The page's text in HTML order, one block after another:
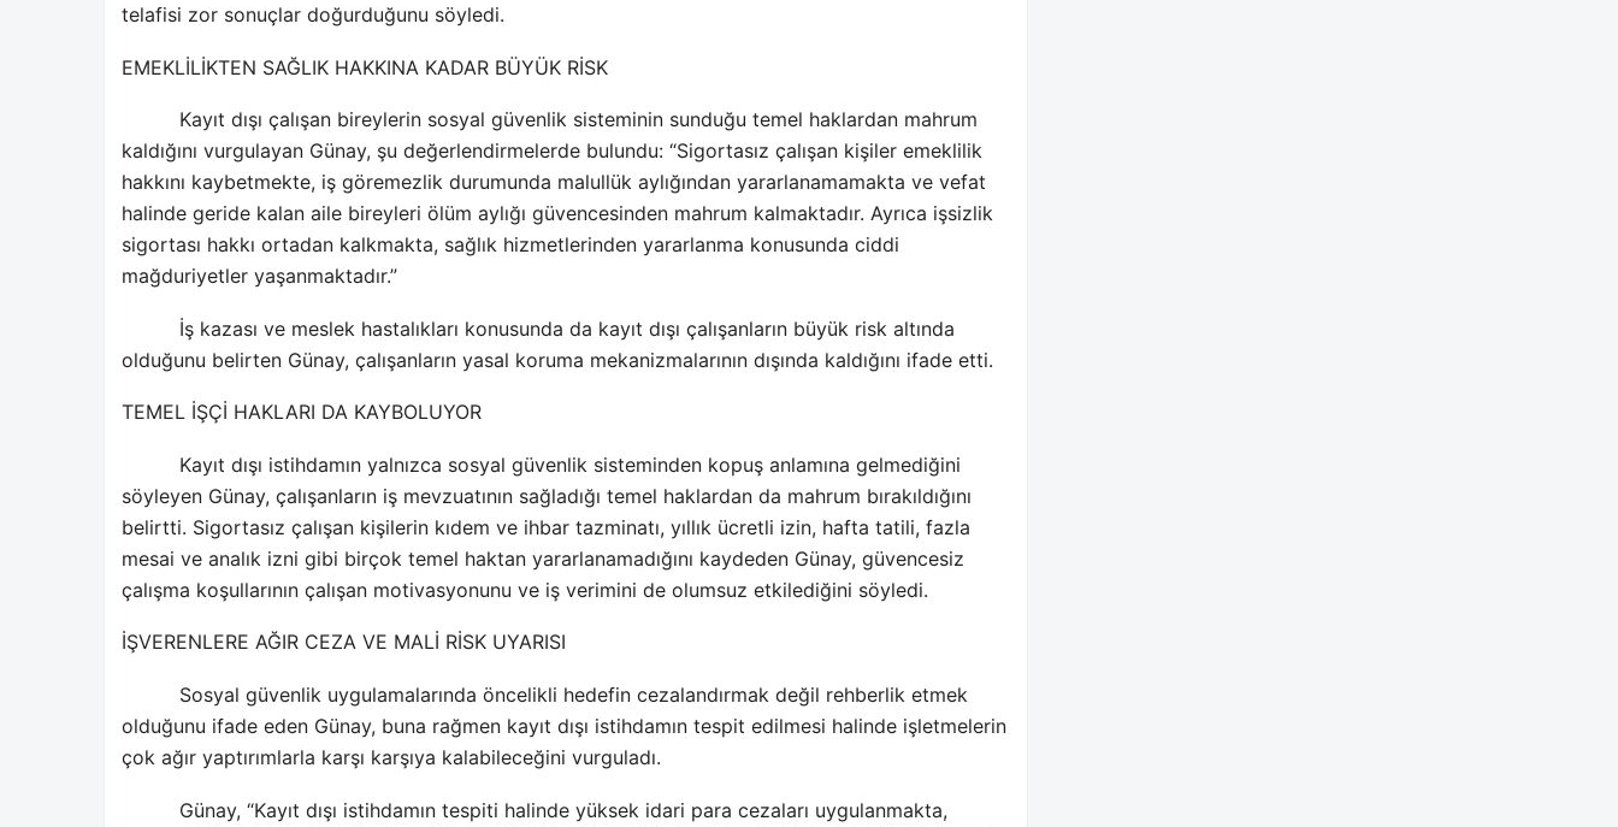
telafisi zor sonuçlar doğurduğunu söyledi.
EMEKLİLİKTEN SAĞLIK HAKKINA KADAR BÜYÜK RİSK
Kayıt dışı çalışan bireylerin sosyal güvenlik sisteminin sunduğu temel haklardan mahrum
kaldığını vurgulayan Günay, şu değerlendirmelerde bulundu: “Sigortasız çalışan kişiler emeklilik
hakkını kaybetmekte, iş göremezlik durumunda malullük aylığından yararlanamamakta ve vefat
halinde geride kalan aile bireyleri ölüm aylığı güvencesinden mahrum kalmaktadır. Ayrıca işsizlik
sigortası hakkı ortadan kalkmakta, sağlık hizmetlerinden yararlanma konusunda ciddi
mağduriyetler yaşanmaktadır.”
İş kazası ve meslek hastalıkları konusunda da kayıt dışı çalışanların büyük risk altında
olduğunu belirten Günay, çalışanların yasal koruma mekanizmalarının dışında kaldığını ifade etti.
TEMEL İŞÇİ HAKLARI DA KAYBOLUYOR
Kayıt dışı istihdamın yalnızca sosyal güvenlik sisteminden kopuş anlamına gelmediğini
söyleyen Günay, çalışanların iş mevzuatının sağladığı temel haklardan da mahrum bırakıldığını
belirtti. Sigortasız çalışan kişilerin kıdem ve ihbar tazminatı, yıllık ücretli izin, hafta tatili, fazla
mesai ve analık izni gibi birçok temel haktan yararlanamadığını kaydeden Günay, güvencesiz
çalışma koşullarının çalışan motivasyonunu ve iş verimini de olumsuz etkilediğini söyledi.
İŞVERENLERE AĞIR CEZA VE MALİ RİSK UYARISI
Sosyal güvenlik uygulamalarında öncelikli hedefin cezalandırmak değil rehberlik etmek
olduğunu ifade eden Günay, buna rağmen kayıt dışı istihdamın tespit edilmesi halinde işletmelerin
çok ağır yaptırımlarla karşı karşıya kalabileceğini vurguladı.
Günay, “Kayıt dışı istihdamın tespiti halinde yüksek idari para cezaları uygulanmakta,